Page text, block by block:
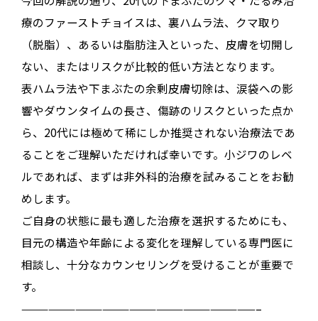
療のファーストチョイスは、裏ハムラ法、クマ取り
（脱脂）、あるいは脂肪注入といった、 皮膚を切開し
ない、またはリスクが比較的低い方法となります。
表ハムラ法や下まぶたの余剰皮膚切除は、涙袋への影
響やダウンタイムの長さ、傷跡のリスクといった点か
ら、20代には極めて稀にしか推奨されない治療法であ
ることをご理解いただければ幸いです。小ジワのレベ
ルであれば、まずは非外科的治療を試みることをお勧
めします。
ご自身の状態に最も適した治療を選択するためにも、
目元の構造や年齢による変化を理解している専門医に
相談し、十分なカウンセリングを受けることが重要で
す。
——————————————————————————–